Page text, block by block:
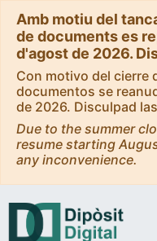
Amb motiu del
de documents es
d'agost de 2026.
Con motivo del cierre
documentos se
de 2026. Disculpad
Due to the summer
resume starting
any inconvenience.